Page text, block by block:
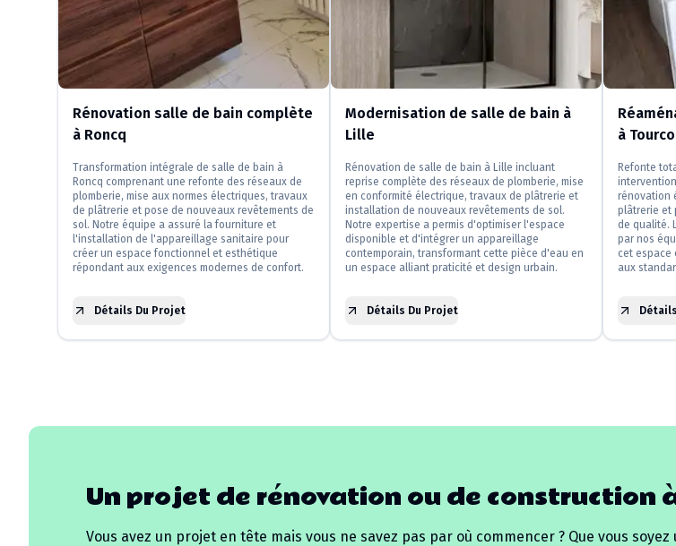
Rénovation salle de bain complète
à Roncq
Transformation intégrale de salle de bain à
Roncq comprenant une refonte des réseaux de
plomberie, mise aux normes électriques, travaux
de plâtrerie et pose de nouveaux revêtements de
sol. Notre équipe a assuré la fourniture et
l'installation de l'appareillage sanitaire pour
créer un espace fonctionnel et esthétique
répondant aux exigences modernes de confort.
Détails Du Projet
Modernisation de salle de bain à
Lille
Rénovation de salle de bain à Lille incluant
reprise complète des réseaux de plomberie, mise
en conformité électrique, travaux de plâtrerie et
installation de nouveaux revêtements de sol.
Notre expertise a permis d'optimiser l'espace
disponible et d'intégrer un appareillage
contemporain, transformant cette pièce d'eau en
un espace alliant praticité et design urbain.
Détails Du Projet
à
Refonte
rénovation
plâtrerie et
de qualité.
par nos
cet espace
aux
Un projet de rénovation ou de construction
Vous avez un projet en tête mais vous ne savez pas par où commencer ? Que vous